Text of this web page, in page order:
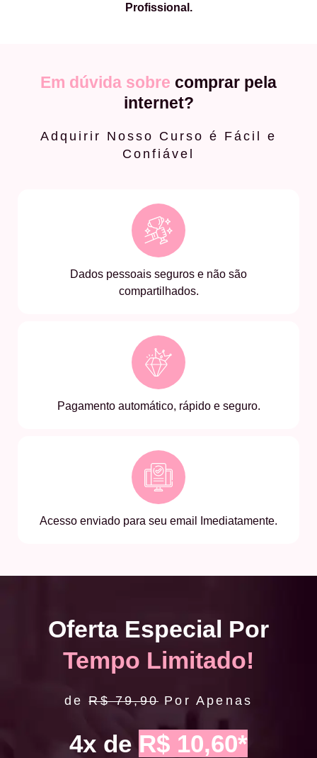
Profissional.
Em dúvida sobre comprar pela
internet?
Adquirir Nosso Curso é Fácil e
Confiável
Dados pessoais seguros e não são
compartilhados.
Pagamento automático, rápido e seguro.
Acesso enviado para seu email Imediatamente.
Oferta Especial Por
Tempo Limitado!
deR$ 79,90 Por Apenas
4x de R$ 10,60*